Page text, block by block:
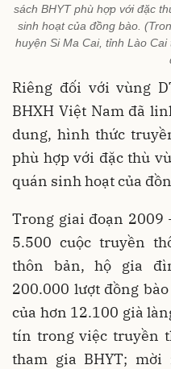
sách BHYT phù hợp với đặc
sinh hoạt của đồng bào.
huyện Si Ma Cai, tỉnh Lào
Riêng đối với vùng
BHXH Việt Nam đã
dung, hình thức
phù hợp với đặc thù
quán sinh hoạt của
Trong giai đoạn 2009
5.500 cuộc truyền
thôn bản, hộ gia
200.000 lượt đồng
của hơn 12.100 già
tín trong việc truyền
tham gia BHYT;